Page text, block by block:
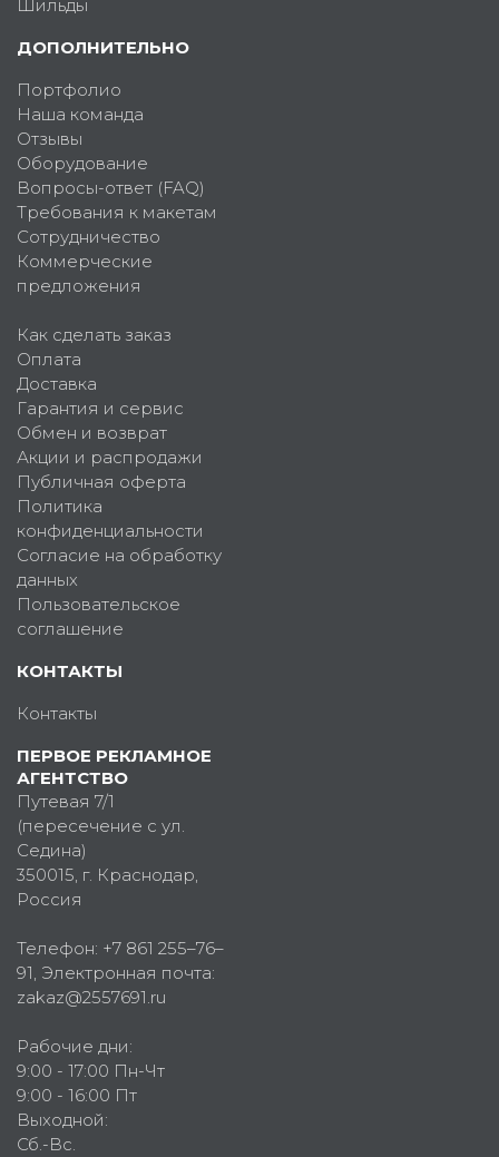
Шильды
ДОПОЛНИТЕЛЬНО
Портфолио
Наша команда
Отзывы
Оборудование
Вопросы-ответ (FAQ)
Требования к макетам
Сотрудничество
Коммерческие
предложения
Как сделать заказ
Оплата
Доставка
Гарантия и сервис
Обмен и возврат
Акции и распродажи
Публичная оферта
Политика
конфиденциальности
Согласие на обработку
данных
Пользовательское
соглашение
КОНТАКТЫ
Контакты
ПЕРВОЕ РЕКЛАМНОЕ
АГЕНТСТВО
Путевая 7/1
(пересечение с ул.
Седина)
350015, г. Краснодар,
Россия
Телефон: +7 861 255–76–
91, Электронная почта:
zakaz@2557691.ru
Рабочие дни:
9:00 - 17:00 Пн-Чт
9:00 - 16:00 Пт
Выходной:
Сб.-Вс.